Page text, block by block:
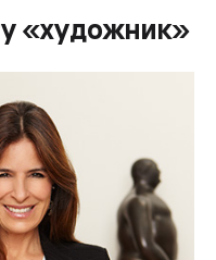
«художник»